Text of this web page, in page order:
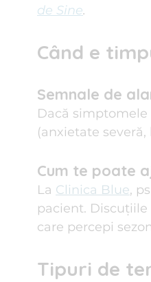
de Sine.
Când e
Semnale de
Dacă
(anxietate
Cum te poate
La Clinica Blue,
pacient.
care percepi
Tipuri de